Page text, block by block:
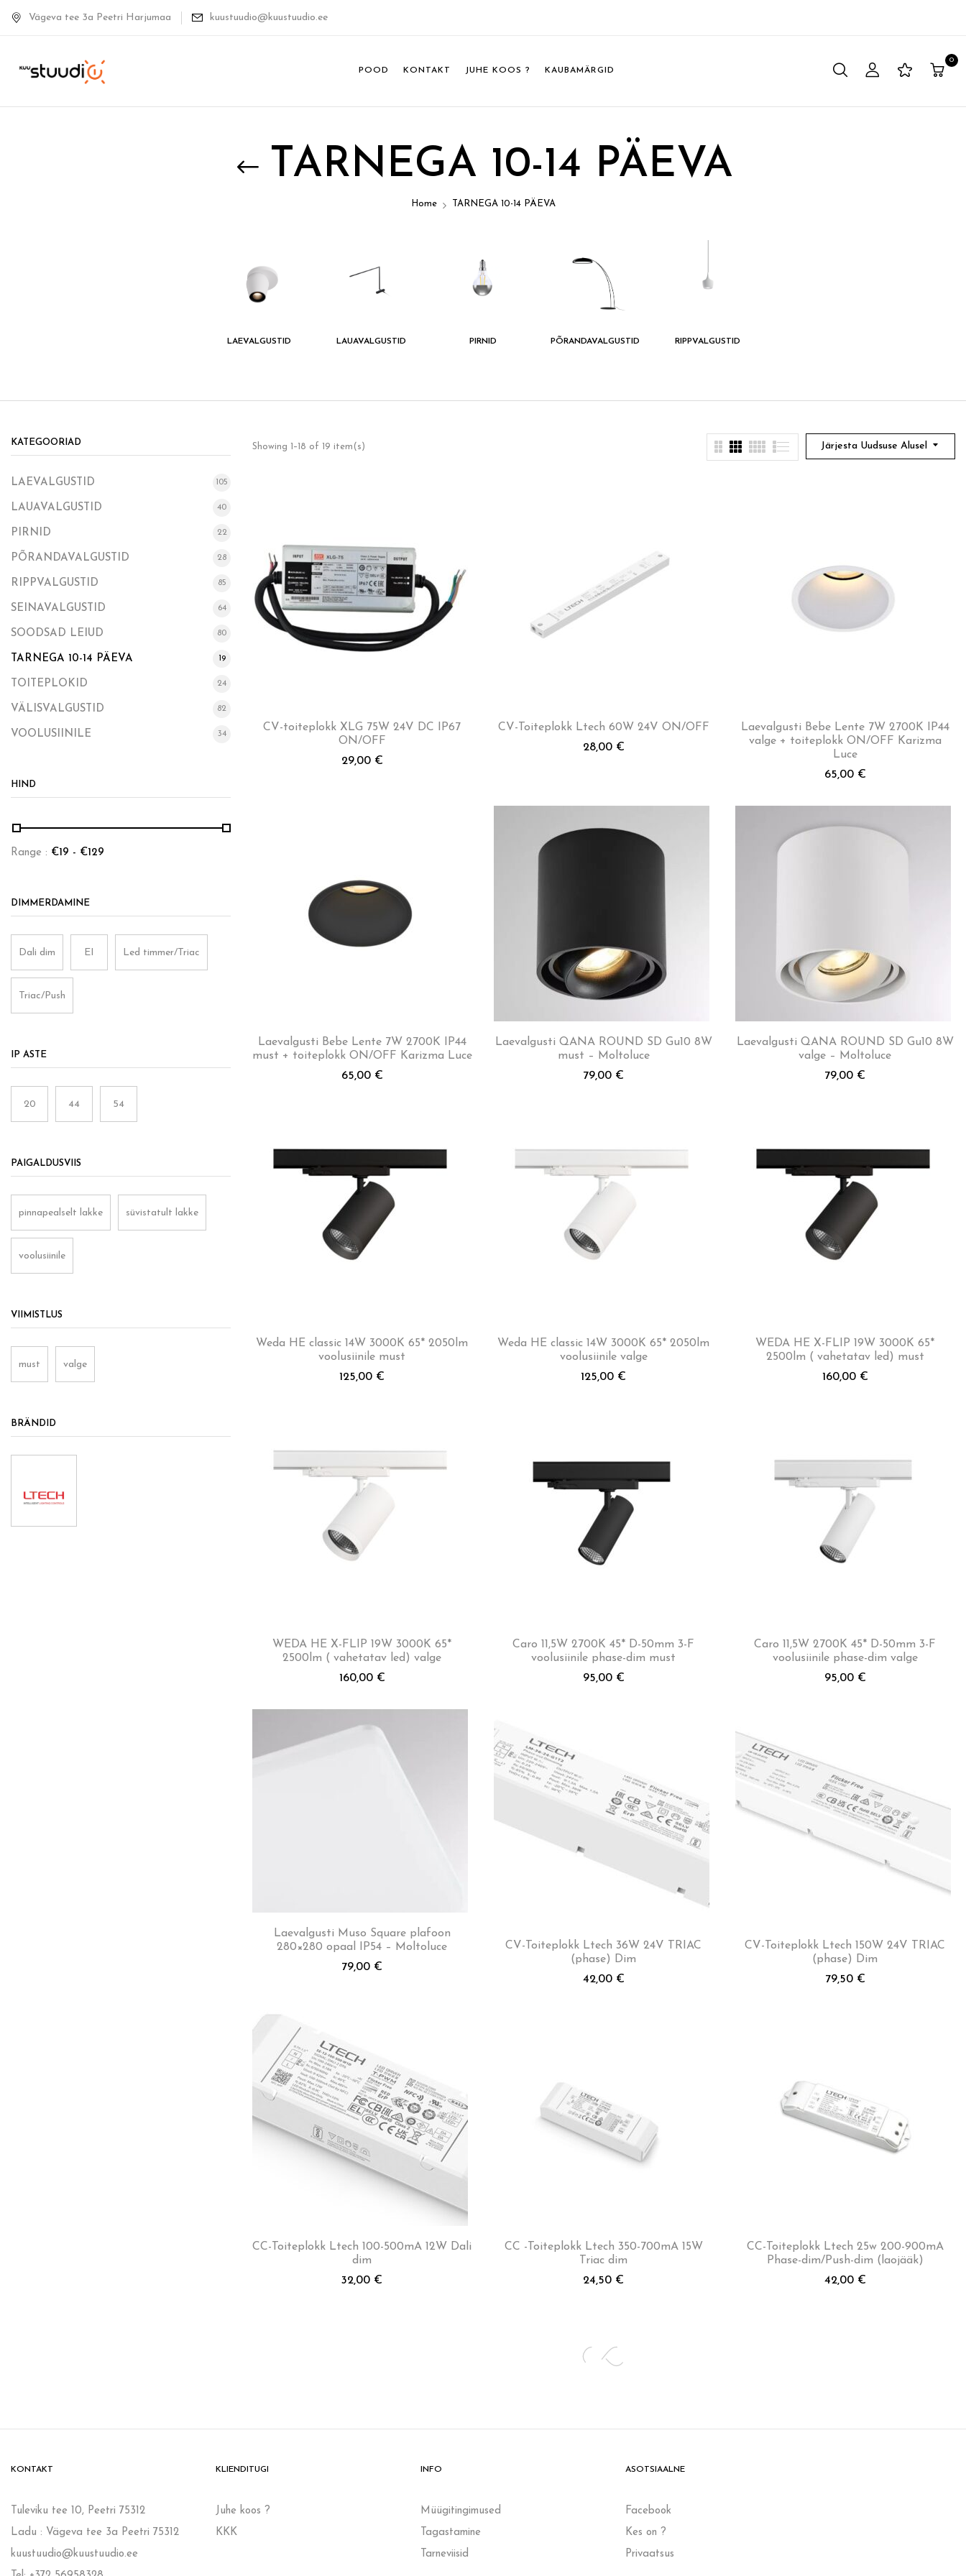
Vägeva tee 3a Peetri Harjumaa kuustuudio@kuustuudio.ee
POOD KONTAKT JUHE KOOS ? KAUBAMÄRGID
0
TARNEGA 10-14 PÄEVA
Home TARNEGA 10-14 PÄEVA
LAEVALGUSTID LAUAVALGUSTID PIRNID PÕRANDAVALGUSTID RIPPVALGUSTID
KATEGOORIAD
LAEVALGUSTID 105
LAUAVALGUSTID 40
PIRNID 22
PÕRANDAVALGUSTID 28
RIPPVALGUSTID 85
SEINAVALGUSTID 64
SOODSAD LEIUD 80
TARNEGA 10-14 PÄEVA 19
TOITEPLOKID 24
VÄLISVALGUSTID 82
VOOLUSIINILE 34
HIND
Range : €19 - €129
DIMMERDAMINE
Dali dim EI Led timmer/Triac
Triac/Push
IP ASTE
20 44 54
PAIGALDUSVIIS
pinnapealselt lakke süvistatult lakke
voolusiinile
VIIMISTLUS
must valge
BRÄNDID
Järjesta Uudsuse Alusel
Showing 1–18 of 19 item(s)
CV-toiteplokk XLG 75W 24V DC IP67
ON/OFF
29,00 €
CV-Toiteplokk Ltech 60W 24V ON/OFF
28,00 €
Laevalgusti Bebe Lente 7W 2700K IP44
valge + toiteplokk ON/OFF Karizma
Luce
65,00 €
Laevalgusti Bebe Lente 7W 2700K IP44
must + toiteplokk ON/OFF Karizma Luce
65,00 €
Laevalgusti QANA ROUND SD Gu10 8W
must – Moltoluce
79,00 €
Laevalgusti QANA ROUND SD Gu10 8W
valge – Moltoluce
79,00 €
Weda HE classic 14W 3000K 65* 2050lm
voolusiinile must
125,00 €
Weda HE classic 14W 3000K 65* 2050lm
voolusiinile valge
125,00 €
WEDA HE X-FLIP 19W 3000K 65*
2500lm ( vahetatav led) must
160,00 €
WEDA HE X-FLIP 19W 3000K 65*
2500lm ( vahetatav led) valge
160,00 €
Caro 11,5W 2700K 45* D-50mm 3-F
voolusiinile phase-dim must
95,00 €
Caro 11,5W 2700K 45* D-50mm 3-F
voolusiinile phase-dim valge
95,00 €
Laevalgusti Muso Square plafoon
280×280 opaal IP54 – Moltoluce
79,00 €
CV-Toiteplokk Ltech 36W 24V TRIAC
(phase) Dim
42,00 €
CV-Toiteplokk Ltech 150W 24V TRIAC
(phase) Dim
79,50 €
CC-Toiteplokk Ltech 100-500mA 12W Dali
dim
32,00 €
CC -Toiteplokk Ltech 350-700mA 15W
Triac dim
24,50 €
CC-Toiteplokk Ltech 25w 200-900mA
Phase-dim/Push-dim (laojääk)
42,00 €
KONTAKT
Tuleviku tee 10, Peetri 75312
Ladu : Vägeva tee 3a Peetri 75312
kuustuudio@kuustuudio.ee
KLIENDITUGI
Juhe koos ?
KKK
INFO
Müügitingimused
Tagastamine
Tarneviisid
ASOTSIAALNE
Facebook
Kes on ?
Privaatsus